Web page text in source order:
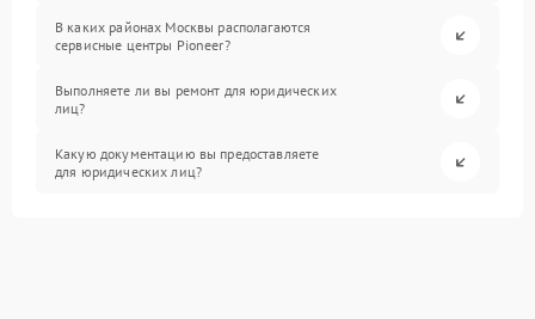
В каких районах Москвы располагаются
сервисные центры Pioneer?
Выполняете ли вы ремонт для юридических
лиц?
Какую документацию вы предоставляете
для юридических лиц?